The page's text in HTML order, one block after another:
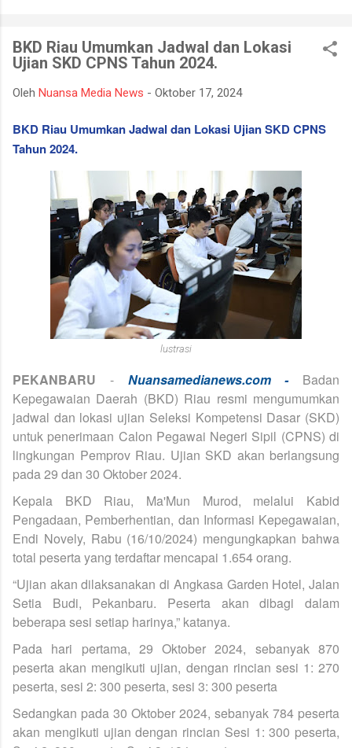
mempertahankan integritasnya karena tidak tahan terhadap
ujian kehidupan. Ketika berhadapan dengan godaan bertekuk
lutut merelakan integritasnya hancur. Padahal telah
sebagai orang bersih atau baik. Seorang muslim, iman
merupakan landasan penting dalam menjalankan kehidupan.
ditimpa kebahagiaan ...
BKD Riau Umumkan Jadwal dan Lokasi
Ujian SKD CPNS Tahun 2024.
Oleh Nuansa Media News - Oktober 17, 2024
BKD Riau Umumkan Jadwal dan Lokasi Ujian SKD CPNS
Tahun 2024.
lustrasi
PEKANBARU - Nuansamedianews.com -Badan
Kepegawaian Daerah (BKD) Riau resmi mengumumkan
jadwal dan lokasi ujian Seleksi Kompetensi Dasar (SKD)
untuk penerimaan Calon Pegawai Negeri Sipil (CPNS) di
lingkungan Pemprov Riau. Ujian SKD akan berlangsung
pada 29 dan 30 Oktober 2024.
Kepala BKD Riau, Ma'Mun Murod, melalui Kabid
Pengadaan, Pemberhentian, dan Informasi Kepegawaian,
Endi Novely, Rabu (16/10/2024) mengungkapkan bahwa
total peserta yang terdaftar mencapai 1.654 orang.
“Ujian akan dilaksanakan di Angkasa Garden Hotel, Jalan
Setia Budi, Pekanbaru. Peserta akan dibagi dalam
beberapa sesi setiap harinya,” katanya.
Pada hari pertama, 29 Oktober 2024, sebanyak 870
peserta akan mengikuti ujian, dengan rincian sesi 1: 270
peserta, sesi 2: 300 peserta, sesi 3: 300 peserta
Sedangkan pada 30 Oktober 2024, sebanyak 784 peserta
akan mengikuti ujian dengan rincian Sesi 1: 300 peserta,